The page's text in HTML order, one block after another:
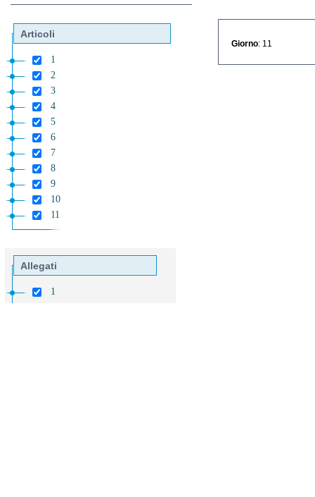
Articoli
1
2
3
4
5
6
7
8
9
10
11
Allegati
1
Giorno : 11